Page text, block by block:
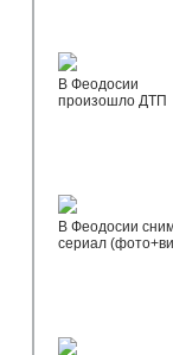
В Феодосии
произошло ДТП
В Феодосии
сериал